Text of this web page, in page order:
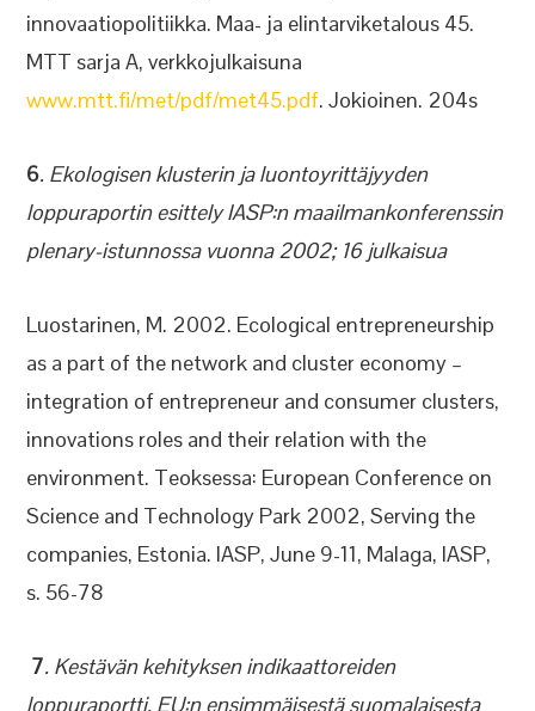
innovaatiopolitiikka. Maa- ja elintarviketalous 45.
MTT sarja A, verkkojulkaisuna
www.mtt.fi/met/pdf/met45.pdf. Jokioinen. 204s
6. Ekologisen klusterin ja luontoyrittäjyyden
loppuraportin esittely IASP:n maailmankonferenssin
plenary-istunnossa vuonna 2002; 16 julkaisua
Luostarinen, M. 2002. Ecological entrepreneurship
as a part of the network and cluster economy –
integration of entrepreneur and consumer clusters,
innovations roles and their relation with the
environment. Teoksessa: European Conference on
Science and Technology Park 2002, Serving the
companies, Estonia. IASP, June 9-11, Malaga, IASP,
s. 56-78
7. Kestävän kehityksen indikaattoreiden
loppuraportti. EU:n ensimmäisestä suomalaisesta